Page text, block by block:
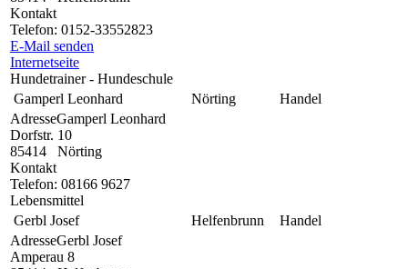
Kontakt
Telefon: 0152-33552823
E-Mail senden
Internetseite
Hundetrainer - Hundeschule
Gamperl Leonhard
Nörting
Handel
AdresseGamperl Leonhard
Dorfstr. 10
85414
Nörting
Kontakt
Telefon: 08166 9627
Lebensmittel
Gerbl Josef
Helfenbrunn
Handel
AdresseGerbl Josef
Amperau 8